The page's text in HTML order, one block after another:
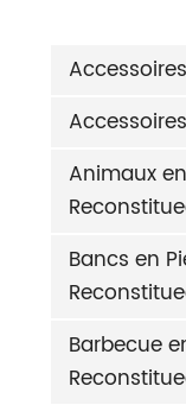
Animaux
Bancs en
Barbecue